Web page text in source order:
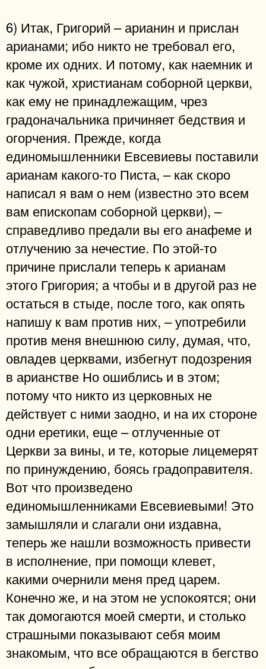
6) Итак, Григорий – арианин и прислан
арианами; ибо никто не требовал его,
кроме их одних. И потому, как наемник и
как чужой, христианам соборной церкви,
как ему не принадлежащим, чрез
градоначальника причиняет бедствия и
огорчения. Прежде, когда
единомышленники Евсевиевы поставили
арианам какого-то Писта, – как скоро
написал я вам о нем (известно это всем
вам епископам соборной церкви), –
справедливо предали вы его анафеме и
отлучению за нечестие. По этой-то
причине прислали теперь к арианам
этого Григория; а чтобы и в другой раз не
остаться в стыде, после того, как опять
напишу к вам против них, – употребили
против меня внешнюю силу, думая, что,
овладев церквами, избегнут подозрения
в арианстве Но ошиблись и в этом;
потому что никто из церковных не
действует с ними заодно, и на их стороне
одни еретики, еще – отлученные от
Церкви за вины, и те, которые лицемерят
по принуждению, боясь градоправителя.
Вот что произведено
единомышленниками Евсевиевыми! Это
замышляли и слагали они издавна,
теперь же нашли возможность привести
в исполнение, при помощи клевет,
какими очернили меня пред царем.
Конечно же, и на этом не успокоятся; они
так домогаются моей смерти, и столько
страшными показывают себя моим
знакомым, что все обращаются в бегство